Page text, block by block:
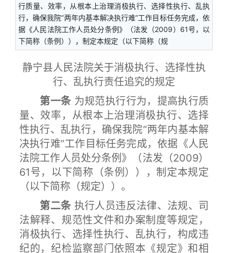
行质量、效率，从根本上治理消极执行、选择性执行、乱执
行，确保我院“两年内基本解决执行难”工作目标任务完成，依
据《人民法院工作人员处分条例》（法发（2009）61号，以
下简称（条例）），制定本规定（以下简称（规
静宁县人民法院关于消极执行、选择性执
行、乱执行责任追究的规定
第一条 为规范执行行为，提高执行质
量、效率，从根本上治理消极执行、选择
性执行、乱执行，确保我院“两年内基本解
决执行难”工作目标任务完成，依据《人民
法院工作人员处分条例》（法发（2009）
61号，以下简称（条例）），制定本规定
（以下简称（规定））。
第二条 执行人员违反法律、法规、司
法解释、规范性文件和办案制度等规定，
消极执行、选择性执行、乱执行，构成违
纪的，纪检监察部门依照本《规定》和相